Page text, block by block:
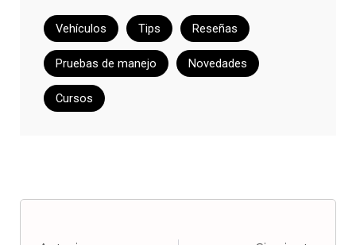
Vehículos Tips Reseñas
Pruebas de manejo Novedades
Cursos